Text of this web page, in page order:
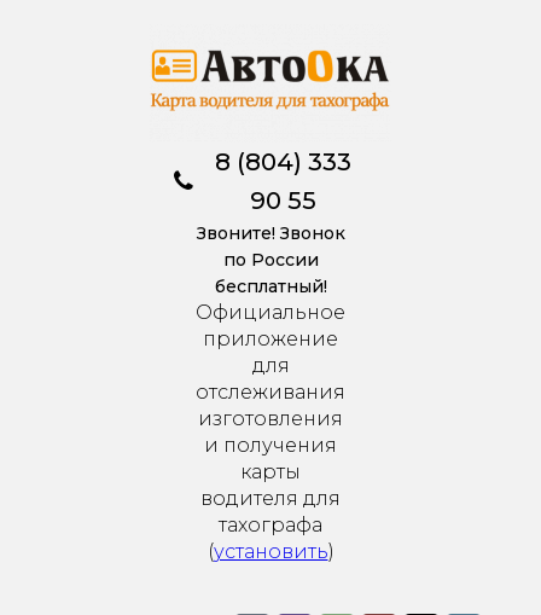
Официальное
приложение
для
отслеживания
изготовления
и получения
карты
водителя для
тахографа
(установить)
8 (804) 333
90 55
Звоните! Звонок
по России
бесплатный!